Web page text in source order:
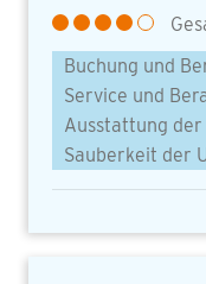
Buchung und
Service und
Ausstattung
Sauberkeit der